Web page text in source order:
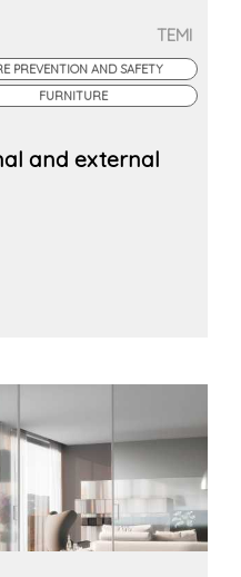
TEMI
PREVENTION AND SAFETY
FURNITURE
and external